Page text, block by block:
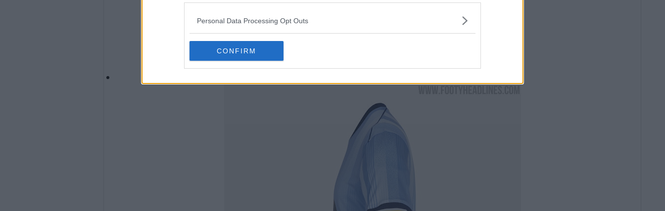
Personal Data Processing Opt Outs
CONFIRM